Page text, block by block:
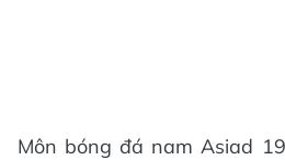
Môn bóng đá nam Asiad